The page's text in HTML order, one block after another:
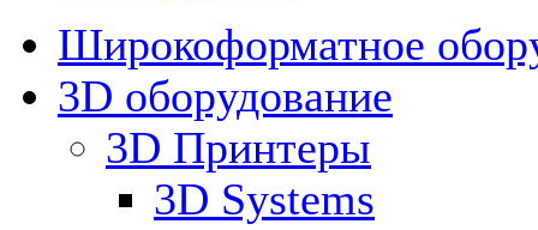
Широкоформатное
3D оборудование
3D Принтеры
3D Systems